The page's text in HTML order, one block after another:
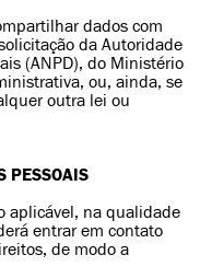
dados com
da Autoridade
(ANPD), do Ministério
ou, ainda, se
outra lei ou
PESSOAIS
aplicável, na qualidade
entrar em contato
de modo a